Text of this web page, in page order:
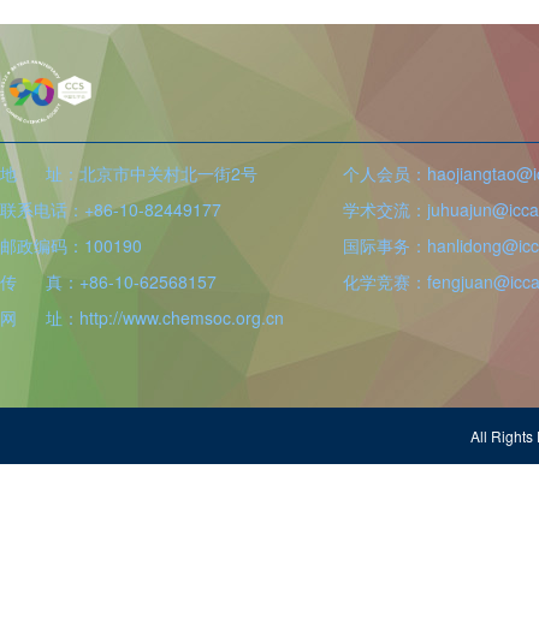
地 址：北京市中关村北一街2号
联系电话：+86-10-82449177
邮政编码：100190
传 真：+86-10-62568157
网 址：http://www.chemsoc.org.cn
个人会员：
学术交流：
国际事务：
化学竞赛：
All Rights